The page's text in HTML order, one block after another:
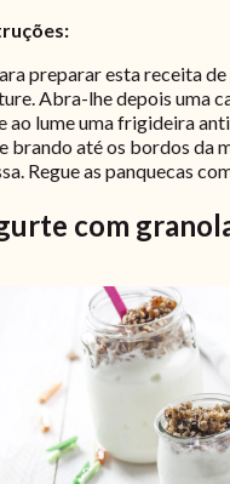
preparar esta receita de
Abra-lhe depois uma
ao lume uma frigideira
brando até os bordos da
Regue as panquecas
com